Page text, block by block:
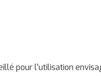
pour l'utilisation